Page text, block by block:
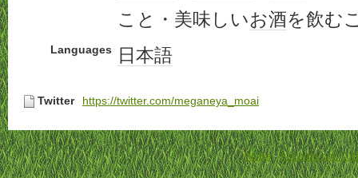
こと・美味しいお酒を飲む
Languages 日本語
Twitter https://twitter.com/meganeya_moai
Home-Accordo con